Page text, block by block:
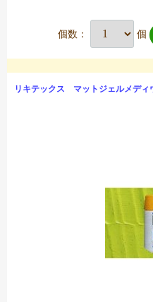
個数： 個
リキテックス マットジェルメディ